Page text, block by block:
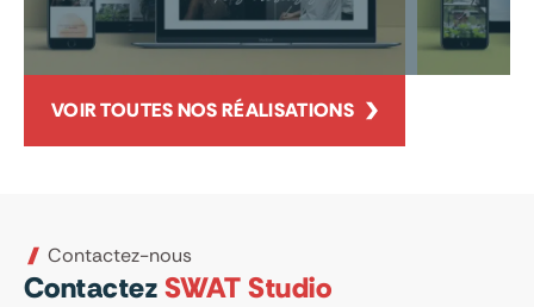
VOIR TOUTES NOS RÉALISATIONS
Contactez-nous
ContactezSWAT Studio